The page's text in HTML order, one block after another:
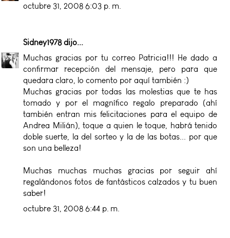
octubre 31, 2008 6:03 p. m.
Sidney1978dijo...
Muchas gracias por tu correo Patricia!!! He dado a
confirmar recepción del mensaje, pero para que
quedara claro, lo comento por aquí también :)
Muchas gracias por todas las molestias que te has
tomado y por el magnífico regalo preparado (ahí
también entran mis felicitaciones para el equipo de
Andrea Milián), toque a quien le toque, habrá tenido
doble suerte, la del sorteo y la de las botas... por que
son una belleza!
Muchas muchas muchas gracias por seguir ahí
regalándonos fotos de fantásticos calzados y tu buen
saber!
octubre 31, 2008 6:44 p. m.